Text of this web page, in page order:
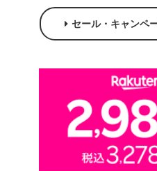
セール・キャンペ